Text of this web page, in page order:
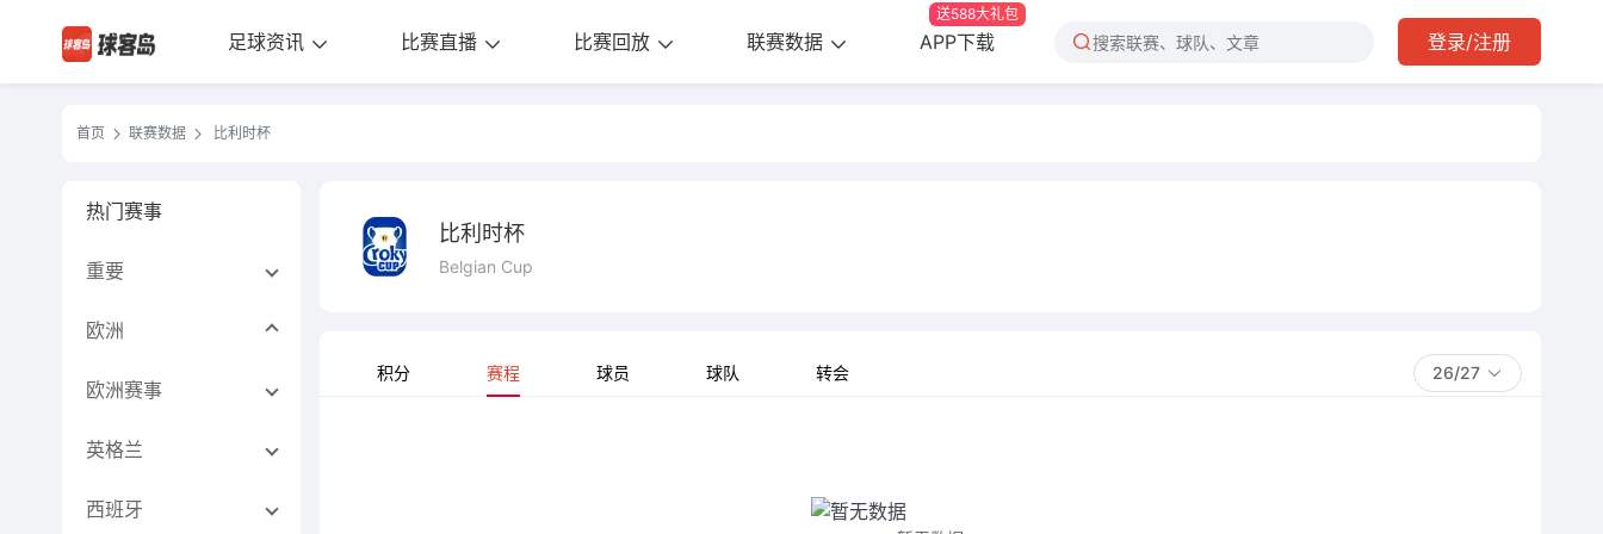
足球资讯 比赛直播 比赛回放 联赛数据 APP下载
送588大礼包
登录/注册
首页 联赛数据 比利时杯
热门赛事
重要
欧洲
欧洲赛事
英格兰
西班牙
比利时杯
Belgian Cup
积分 赛程 球员 球队 转会 26/27